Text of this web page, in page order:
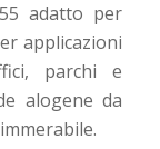
adatto per
applicazioni
parchi e
alogene da